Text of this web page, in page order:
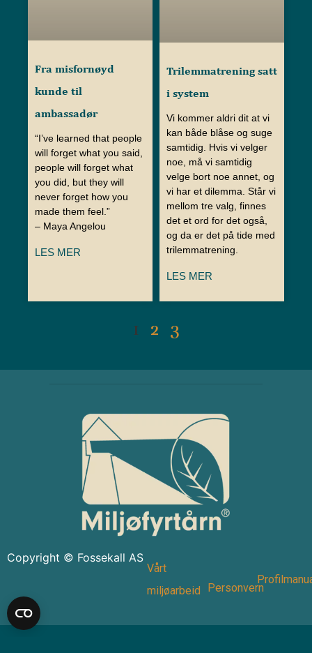
Fra misfornøyd
kunde til
ambassadør
“I’ve learned that people
will forget what you said,
people will forget what
you did, but they will
never forget how you
made them feel.”
– Maya Angelou
LES MER
Trilemmatrening satt
i system
Vi kommer aldri dit at vi
kan både blåse og suge
samtidig. Hvis vi velger
noe, må vi samtidig
velge bort noe annet, og
vi har et dilemma. Står vi
mellom tre valg, finnes
det et ord for det også,
og da er det på tide med
trilemmatrening.
LES MER
1 2 3
Copyright © Fossekall AS
Vårt
miljøarbeid
Personvern